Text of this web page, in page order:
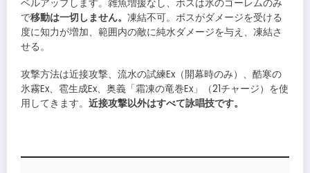
ベルアップします。雑魚増援なし、ボスは氷のゴーレムのみ
で移動は一切しません。 凍結不可。ボスがダメージを受ける
度に知力が増加、範囲内の敵に純水ダメージを与え、凍結さ
せる。
攻撃方法は近接攻撃、流水の試練Ex（開幕時のみ）、酷寒の
氷霧Ex、雹生成Ex、奥義「霜凍の竜巻Ex」（21チャージ）を使
用してきます。 近接攻撃以外はすべて詠唱技です。